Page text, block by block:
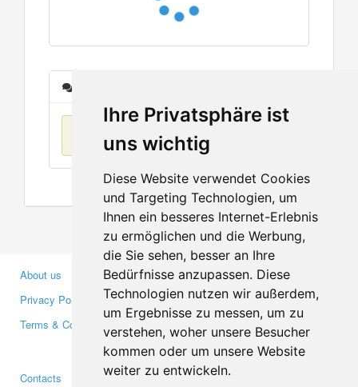
Ihre Privatsphäre ist
uns wichtig
Diese Website verwendet Cookies
und Targeting Technologien, um
Ihnen ein besseres Internet-Erlebnis
zu ermöglichen und die Werbung,
die Sie sehen, besser an Ihre
Bedürfnisse anzupassen. Diese
Technologien nutzen wir außerdem,
um Ergebnisse zu messen, um zu
verstehen, woher unsere Besucher
kommen oder um unsere Website
weiter zu entwickeln.
No items found
About us
Privacy Policy
Terms & Conditions
Business Partners
Investors
Media
Contacts
Facebook